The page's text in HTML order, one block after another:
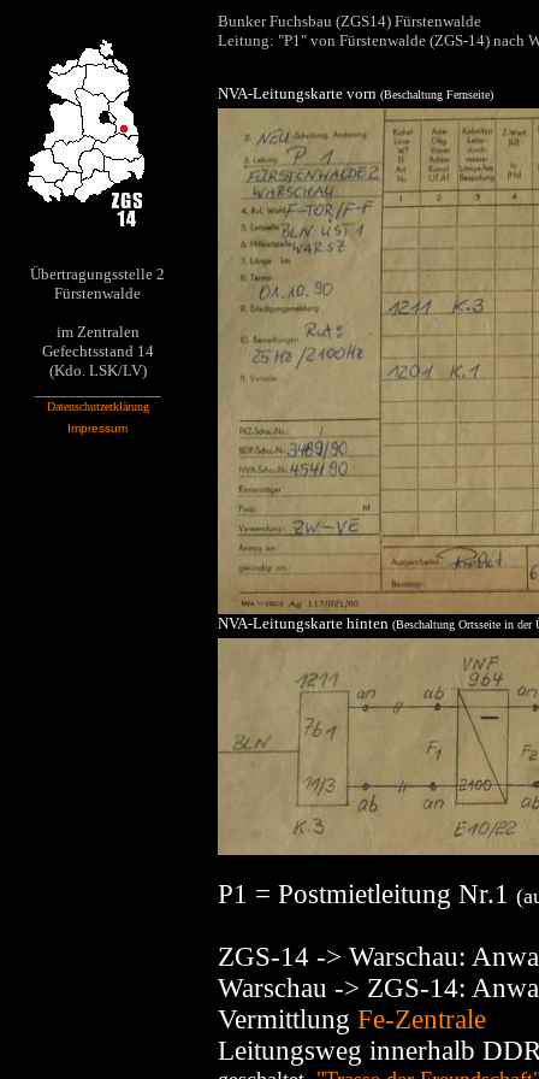
Bunker Fuchsbau (ZGS14) Fürstenwalde
Leitung: "P1" von Fürstenwalde (ZGS-14) nach
NVA-Leitungskarte vorn (Beschaltung Fernseite)
Übertragungsstelle 2
Fürstenwalde
im Zentralen
Gefechtsstand 14
(Kdo. LSK/LV)
Datenschutzerklärung
Impressum
NVA-Leitungskarte hinten (Beschaltung Ortsseite in der
P1 = Postmietleitung Nr.1
ZGS-14 -> Warschau:
Warschau -> ZGS-14:
Vermittlung Fe-Zentrale
Leitungsweg innerhalb